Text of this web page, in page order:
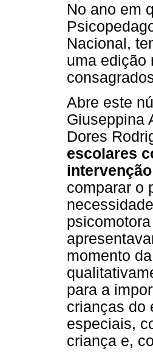
No ano em
Nacional,
uma edição
Abre este
Giuseppina
Dores
escolares
comparar o
momento
para a
crianças do
especiais,
criança e,